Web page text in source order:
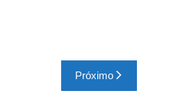
Próximo